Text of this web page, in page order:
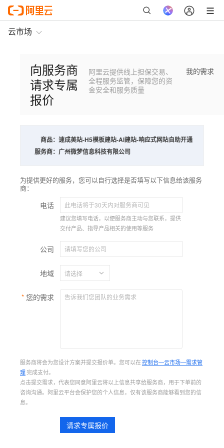
云市场
向服务商
请求专属
报价
阿里云提供线上担保交易、
全程服务监管，保障您的资
金安全和服务质量
我的需求
商品： 速成美站-H5模板建站-AI建站-响应式网站自助开通
服务商： 广州微梦信息科技有限公司
为提供更好的服务，您可以自行选择是否填写以下信息给该服务
商：
电话
建议您填写电话，以便服务商主动与您联系，提供
交付产品、指导产品相关的使用等服务
公司
地域
您的需求
服务商将会为您设计方案并提交报价单。您可以在控制台—云市场—需求管
理完成支付。
点击提交需求，代表您同意阿里云将以上信息共享给服务商，用于下单前的
咨询沟通。阿里云平台会保护您的个人信息，仅有该服务商能够看到您的信
息。
请求专属报价